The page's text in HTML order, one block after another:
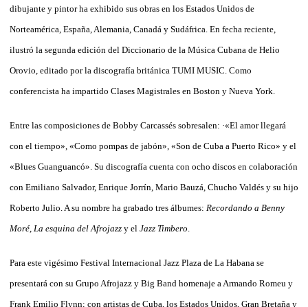
dibujante y pintor ha exhibido sus obras en los Estados Unidos de
Norteamérica, España, Alemania, Canadá y Sudáfrica. En fecha reciente,
ilustró la segunda edición del Diccionario de la Música Cubana de Helio
Orovio, editado por la discografía británica TUMI MUSIC. Como
conferencista ha impartido Clases Magistrales en Boston y Nueva York.
Entre las composiciones de Bobby Carcassés sobresalen: ·«El amor llegará
con el tiempo», «Como pompas de jabón», «Son de Cuba a Puerto Rico» y el
«Blues Guanguancó». Su discografía cuenta con ocho discos en colaboración
con Emiliano Salvador, Enrique Jorrín, Mario Bauzá, Chucho Valdés y su hijo
Roberto Julio. A su nombre ha grabado tres álbumes: Recordando a Benny
Moré La esquina del Afrojazz y el Jazz Timbero
Para este vigésimo Festival Internacional Jazz Plaza de La Habana se
presentará con su Grupo Afrojazz y Big Band homenaje a Armando Romeu y
Frank Emilio Flynn; con artistas de Cuba, los Estados Unidos, Gran Bretaña y